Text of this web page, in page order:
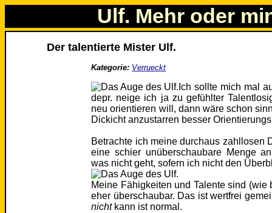
Ulf. Mehr oder
Der talentierte Mister Ulf.
Kategorie: Verrueckt
Ich sollte mich mal
depr. neige ich ja zu gefühlter
neu orientieren will, dann wäre schon
Dickicht anzustarren besser
Betrachte ich meine durchaus zahllosen
eine schier unüberschaubare Menge
was nicht geht, sofern ich nicht den
Meine Fähigkeiten und Talente sind
eher überschaubar. Das ist wertfrei
nichtkann ist normal.